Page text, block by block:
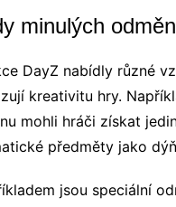
minulých
DayZ nabídly různé
kreativitu hry.
mohli hráči získat
předměty jako
jsou speciální